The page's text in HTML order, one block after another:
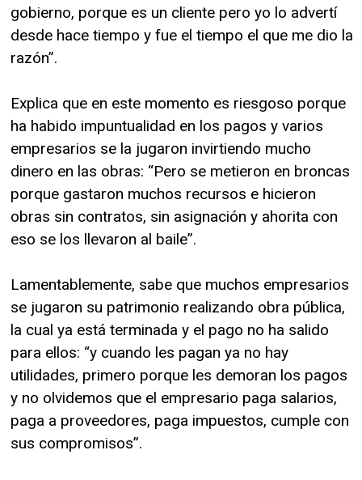
gobierno, porque es un cliente pero yo lo advertí
desde hace tiempo y fue el tiempo el que me dio la
razón”.
Explica que en este momento es riesgoso porque
ha habido impuntualidad en los pagos y varios
empresarios se la jugaron invirtiendo mucho
dinero en las obras: “Pero se metieron en broncas
porque gastaron muchos recursos e hicieron
obras sin contratos, sin asignación y ahorita con
eso se los llevaron al baile”.
Lamentablemente, sabe que muchos empresarios
se jugaron su patrimonio realizando obra pública,
la cual ya está terminada y el pago no ha salido
para ellos: “y cuando les pagan ya no hay
utilidades, primero porque les demoran los pagos
y no olvidemos que el empresario paga salarios,
paga a proveedores, paga impuestos, cumple con
sus compromisos”.